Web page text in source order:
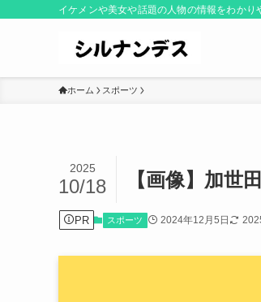
イケメンや美女や話題の人物の情報をわかり
ホーム スポーツ
【画像】加世
2025
10/18
PR スポーツ 2024年12月5日